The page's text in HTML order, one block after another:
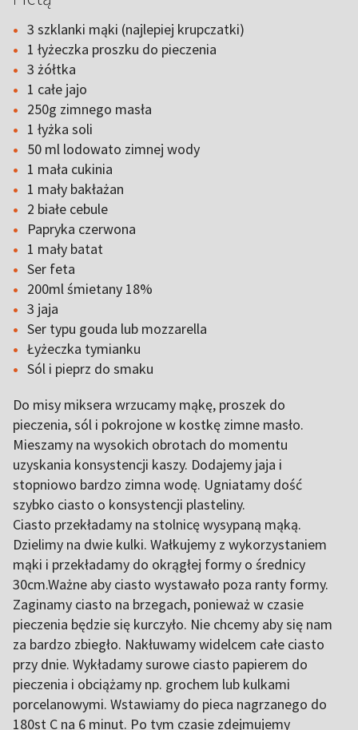
3 szklanki mąki (najlepiej krupczatki)
1 łyżeczka proszku do pieczenia
3 żółtka
1 całe jajo
250g zimnego masła
1 łyżka soli
50 ml lodowato zimnej wody
1 mała cukinia
1 mały bakłażan
2 białe cebule
Papryka czerwona
1 mały batat
Ser feta
200ml śmietany 18%
3 jaja
Ser typu gouda lub mozzarella
Łyżeczka tymianku
Sól i pieprz do smaku
Do misy miksera wrzucamy mąkę, proszek do
pieczenia, sól i pokrojone w kostkę zimne masło.
Mieszamy na wysokich obrotach do momentu
uzyskania konsystencji kaszy. Dodajemy jaja i
stopniowo bardzo zimna wodę. Ugniatamy dość
szybko ciasto o konsystencji plasteliny.
Ciasto przekładamy na stolnicę wysypaną mąką.
Dzielimy na dwie kulki. Wałkujemy z wykorzystaniem
mąki i przekładamy do okrągłej formy o średnicy
30cm.Ważne aby ciasto wystawało poza ranty formy.
Zaginamy ciasto na brzegach, ponieważ w czasie
pieczenia będzie się kurczyło. Nie chcemy aby się nam
za bardzo zbiegło. Nakłuwamy widelcem całe ciasto
przy dnie. Wykładamy surowe ciasto papierem do
pieczenia i obciążamy np. grochem lub kulkami
porcelanowymi. Wstawiamy do pieca nagrzanego do
180st C na 6 minut. Po tym czasie zdejmujemy